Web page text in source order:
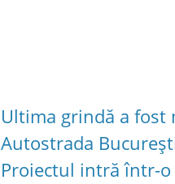
Ultima grindă a fost
Autostrada
Proiectul intră într-